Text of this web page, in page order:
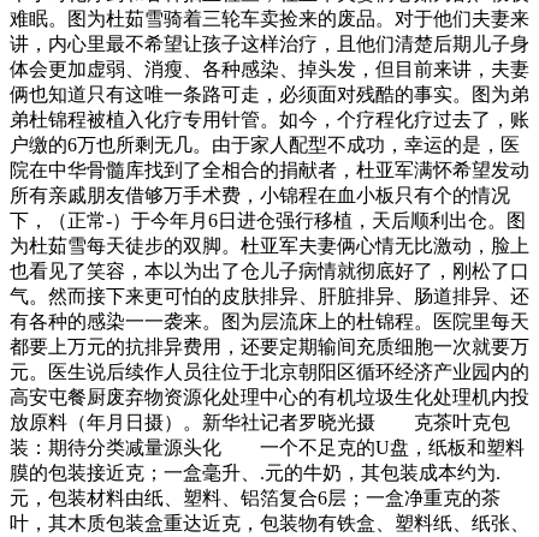
难眠。图为杜茹雪骑着三轮车卖捡来的废品。对于他们夫妻来
讲，内心里最不希望让孩子这样治疗，且他们清楚后期儿子身
体会更加虚弱、消瘦、各种感染、掉头发，但目前来讲，夫妻
俩也知道只有这唯一条路可走，必须面对残酷的事实。图为弟
弟杜锦程被植入化疗专用针管。如今，个疗程化疗过去了，账
户缴的6万也所剩无几。由于家人配型不成功，幸运的是，医
院在中华骨髓库找到了全相合的捐献者，杜亚军满怀希望发动
所有亲戚朋友借够万手术费，小锦程在血小板只有个的情况
下，（正常-）于今年月6日进仓强行移植，天后顺利出仓。图
为杜茹雪每天徒步的双脚。杜亚军夫妻俩心情无比激动，脸上
也看见了笑容，本以为出了仓儿子病情就彻底好了，刚松了口
气。然而接下来更可怕的皮肤排异、肝脏排异、肠道排异、还
有各种的感染一一袭来。图为层流床上的杜锦程。医院里每天
都要上万元的抗排异费用，还要定期输间充质细胞一次就要万
元。医生说后续作人员往位于北京朝阳区循环经济产业园内的
高安屯餐厨废弃物资源化处理中心的有机垃圾生化处理机内投
放原料（年月日摄）。新华社记者罗晓光摄 克茶叶克包
装：期待分类减量源头化 一个不足克的U盘，纸板和塑料
膜的包装接近克；一盒毫升、.元的牛奶，其包装成本约为.
元，包装材料由纸、塑料、铝箔复合6层；一盒净重克的茶
叶，其木质包装盒重达近克，包装物有铁盒、塑料纸、纸张、